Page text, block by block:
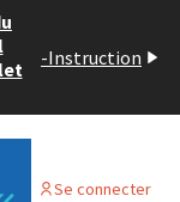
-Instruction
Se connecter